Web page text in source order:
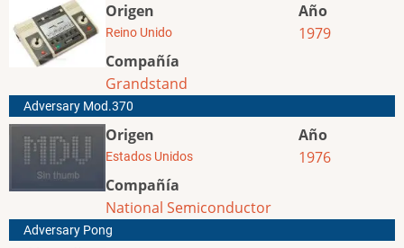
Origen
Reino Unido
Compañía
Grandstand
Año
1979
Adversary Mod.370
Origen
Estados Unidos
Compañía
National Semiconductor
Año
1976
Adversary Pong